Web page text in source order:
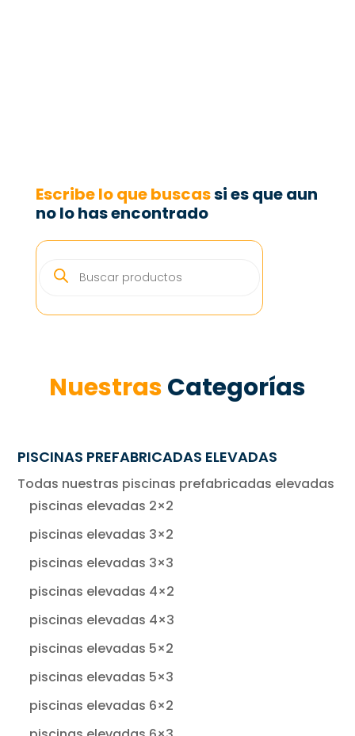
Escribe lo que buscassi es que aun
no lo has encontrado
BÚSQUEDA
NuestrasCategorías
PISCINAS PREFABRICADAS ELEVADAS
Todas nuestras piscinas prefabricadas elevadas
piscinas elevadas 2×2
piscinas elevadas 3×2
piscinas elevadas 3×3
piscinas elevadas 4×2
piscinas elevadas 4×3
piscinas elevadas 5×2
piscinas elevadas 5×3
piscinas elevadas 6×2